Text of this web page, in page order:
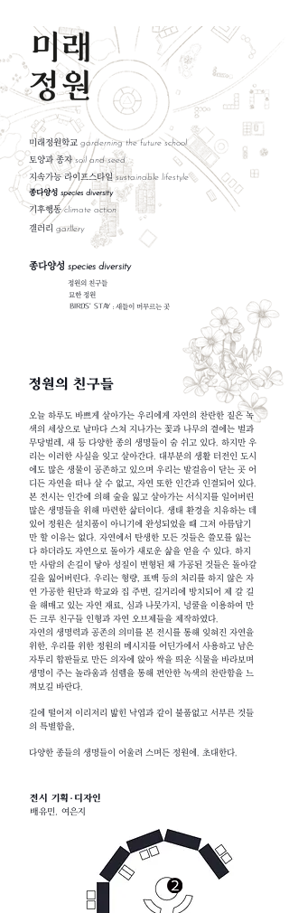
미래정원학교 garderning the future school
​토양과 종자 soil and seed
​지속가능 라이프스타일 sustainable lifestyle
종다양성 species diversity
기후행동climate action
갤러리 garllery
종다양성 species diversity
​정원의 친구들
묘한 정원
BIRDS' STAY : 새들이 머무르는 곳
정원의 친구들
오늘 하루도 바쁘게 살아가는 우리에게 자연의 찬란한 짙은 녹
색의 세상으로 날마다 스쳐 지나가는 꽃과 나무의 곁에는 벌과
무당벌레, 새 등 다양한 종의 생명들이 숨 쉬고 있다. 하지만 우
리는 이러한 사실을 잊고 살아간다. 대부분의 생활 터전인 도시
에도 많은 생물이 공존하고 있으며 우리는 발걸음이 닫는 곳 어
디든 자연을 떠나 살 수 없고, 자연 또한 인간과 인결되어 있다.
본 전시는 인간에 의해 숲을 잃고 살아가는 서식지를 일어버린
많은 생명들을 위해 마련한 삶터이다. 생태 환경을 치유하는 데
있어 정원은 설치품이 아니기에 완성되었을 때 그저 아름답기
만 할 이유는 없다. 자연에서 탄생한 모든 것들은 쓸모를 잃는
다 하더라도 자연으로 돌아가 새로운 삶을 얻을 수 있다. 하지
만 사람의 손길이 닿아 성질이 변형된 채 가공된 것들은 돌아갈
길을 잃어버린다. 우리는 형량, 표백 등의 처리를 하지 않은 자
연 가공한 원단과 학교와 집 주변, 길거리에 방치되어 제 갈 길
을 해매고 있는 자연 재료, 심과 나뭇가지, 넝쿨을 이용하여 만
든 크루 친구들 인형과 자연 오브제들을 제작하였다.
자연의 생명력과 공존의 의미를 본 전시를 통해 잊혀진 자연을
위한, 우리를 위한 정원의 메시지를 어딘가에서 사용하고 남은
자투리 합판들로 만든 의자에 앉아 싹을 띄운 식물을 바라보며
생명이 주는 놀라움과 섬렘을 통해 편안한 녹색의 찬란함을 느
껴보길 바란다.
길에 떨어져 이리저리 밟힌 낙엽과 같이 불품없고 서부른 것들
의 특별함을,
다양한 종들의 생명들이 어울려 스며든 정원에. 초대한다.
전시 기획·디자인
배유민, 여은지